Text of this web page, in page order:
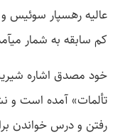
عالیه رهسپار سوئیس
کم سابقه به شمار
خود مصدق اشاره
تألمات» آمده است و
رفتن و درس خواندن